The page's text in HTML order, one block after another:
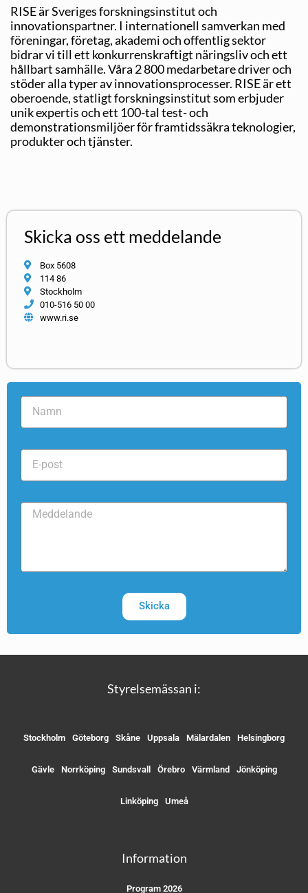
RISE är Sveriges forskningsinstitut och
innovationspartner. I internationell samverkan med
föreningar, företag, akademi och offentlig sektor
bidrar vi till ett konkurrenskraftigt näringsliv och ett
hållbart samhälle. Våra 2 800 medarbetare driver och
stöder alla typer av innovationsprocesser. RISE är ett
oberoende, statligt forskningsinstitut som erbjuder
unik expertis och ett 100-tal test- och
demonstrationsmiljöer för framtidssäkra teknologier,
produkter och tjänster.
Skicka oss ett meddelande
Box 5608
114 86
Stockholm
010-516 50 00
www.ri.se
Skicka
Styrelsemässan i:
Stockholm Göteborg Skåne Uppsala Mälardalen Helsingborg
Gävle Norrköping Sundsvall Örebro Värmland Jönköping
Linköping Umeå
Information
Program 2026